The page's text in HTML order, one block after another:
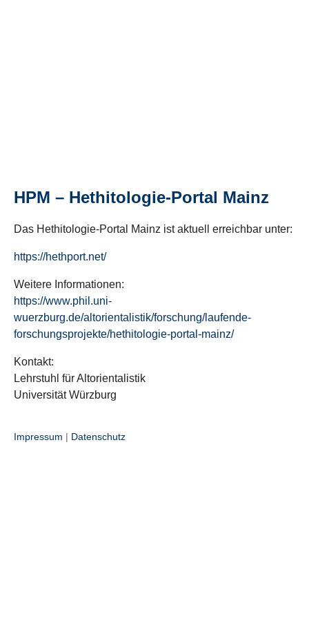
HPM – Hethitologie-Portal Mainz
Das Hethitologie-Portal Mainz ist aktuell erreichbar unter:
https://hethport.net/
Weitere Informationen:
https://www.phil.uni-
wuerzburg.de/altorientalistik/forschung/laufende-
forschungsprojekte/hethitologie-portal-mainz/
Kontakt:
Lehrstuhl für Altorientalistik
Universität Würzburg
Impressum | Datenschutz